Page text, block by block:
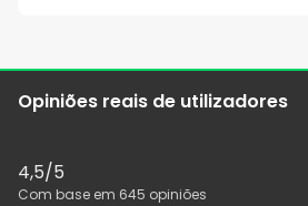
Opiniões reais de utilizadores
4,5/5
Com base em 645 opiniões